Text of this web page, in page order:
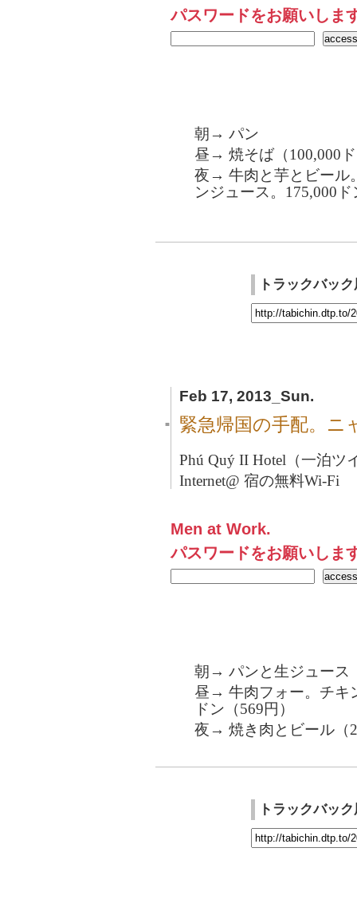
パスワードをお願いしま
朝→ パン
昼→ 焼そば（100,000
夜→ 牛肉と芋とビール
ンジュース。175,000
トラックバッ
Feb 17, 2013_Sun.
■ 緊急帰国の手配。ニ
Phú Quý II Hotel（一泊ツ
Internet@ 宿の無料Wi-Fi
Men at Work.
パスワードをお願いしま
朝→ パンと生ジュース
昼→ 牛肉フォー。チキ
ドン（569円）
夜→ 焼き肉とビール（
トラックバッ